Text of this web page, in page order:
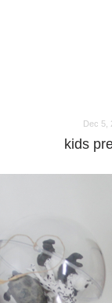
Dec 5,
kids